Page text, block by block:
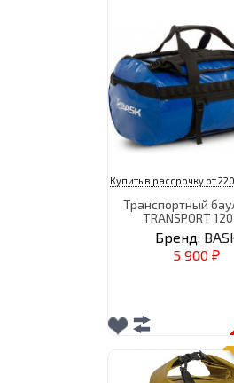
Купить в рассрочку от
Транспортный
TRANSPORT
Бренд:
5 900 ₽